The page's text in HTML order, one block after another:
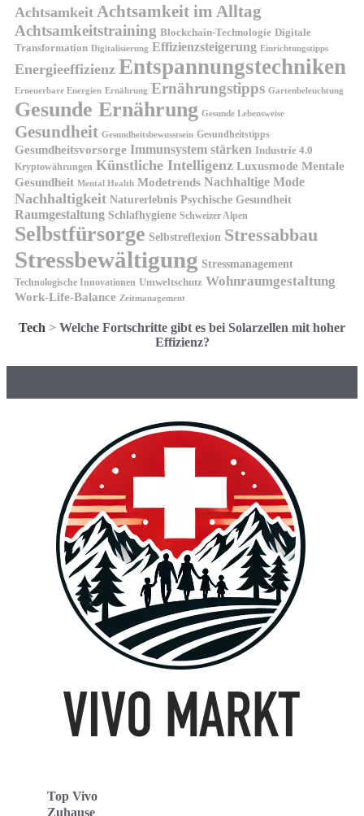
Achtsamkeit Achtsamkeit im Alltag
Achtsamkeitstraining Blockchain-Technologie Digitale
Transformation Digitalisierung Effizienzsteigerung Einrichtungstipps
Energieeffizienz Entspannungstechniken
Erneuerbare Energien Ernährung Ernährungstipps Gartenbeleuchtung
Gesunde Ernährung Gesunde Lebensweise
Gesundheit Gesundheitsbewusstsein Gesundheitstipps
Gesundheitsvorsorge Immunsystem stärken Industrie 4.0
Kryptowährungen Künstliche Intelligenz Luxusmode Mentale
Gesundheit Mental Health Modetrends Nachhaltige Mode
Nachhaltigkeit Naturerlebnis Psychische Gesundheit
Raumgestaltung Schlafhygiene Schweizer Alpen
Selbstfürsorge Selbstreflexion Stressabbau
Stressbewältigung Stressmanagement
Technologische Innovationen Umweltschutz Wohnraumgestaltung
Work-Life-Balance Zeitmanagement
Tech > Welche Fortschritte gibt es bei Solarzellen mit hoher
Effizienz?
Top Vivo
Zuhause